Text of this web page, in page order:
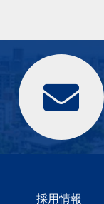
採用情報